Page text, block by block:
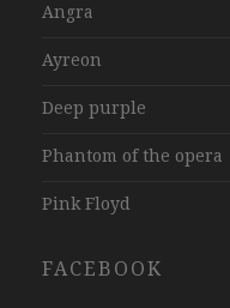
Angra
Ayreon
Deep purple
Phantom of the opera
Pink Floyd
FACEBOOK